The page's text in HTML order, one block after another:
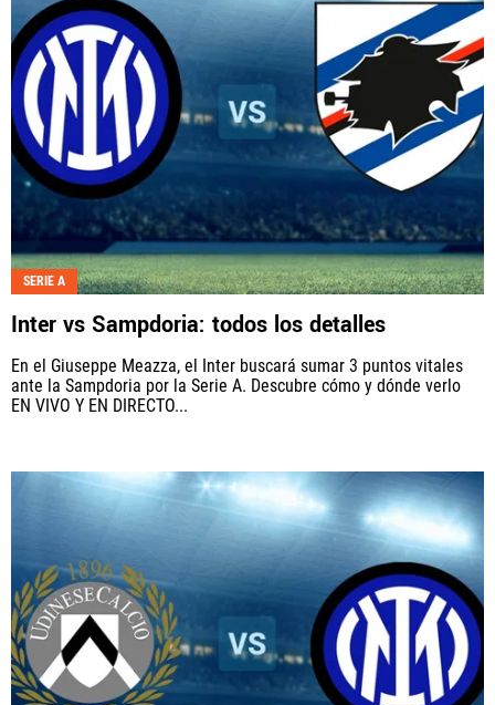
SERIE A
Inter vs Sampdoria: todos los detalles
En el Giuseppe Meazza, el Inter buscará sumar 3 puntos vitales
ante la Sampdoria por la Serie A. Descubre cómo y dónde verlo
EN VIVO Y EN DIRECTO...